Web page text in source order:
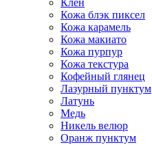
Клён
Кожа блэк пиксел
Кожа карамель
Кожа макиато
Кожа пурпур
Кожа текстура
Кофейный глянец
Лазурный пунктум
Латунь
Медь
Никель велюр
Оранж пунктум